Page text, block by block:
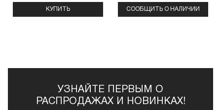
КУПИТЬ СООБЩИТЬ О НАЛИЧИИ
УЗНАЙТЕ ПЕРВЫМ О
РАСПРОДАЖАХ И НОВИНКАХ!